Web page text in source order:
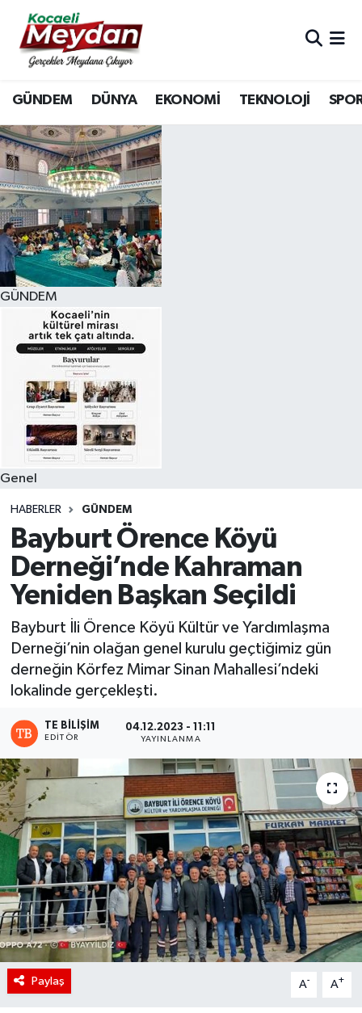
GÜNDEM DÜNYA EKONOMİ TEKNOLOJİ
GÜNDEM
Genel
HABERLER GÜNDEM
Bayburt Örence Köyü
Derneği’nde Kahraman
Yeniden Başkan Seçildi
Bayburt İli Örence Köyü Kültür ve Yardımlaşma
Derneği’nin olağan genel kurulu geçtiğimiz gün
derneğin Körfez Mimar Sinan Mahallesi’ndeki
lokalinde gerçekleşti.
TE BILIŞIM
EDITÖR
04.12.2023 - 11:11
YAYINLANMA
Paylaş A- A+
Nöbetçi Eczaneler
Hava Durumu
Trafik Durumu
Süper Lig Puan Durumu ve Fikstür
Tüm Manşetler
Son Dakika Haberleri
Haber Arşivi